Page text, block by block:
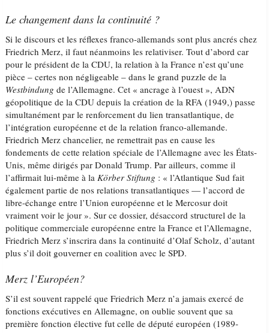
Le changement dans la continuité ?
Si le discours et les réflexes franco-allemands sont plus ancrés chez
Friedrich Merz, il faut néanmoins les relativiser. Tout d’abord car
pour le président de la CDU, la relation à la France n’est qu’une
pièce – certes non négligeable – dans le grand puzzle de la
Westbindung de l’Allemagne. Cet « ancrage à l’ouest », ADN
géopolitique de la CDU depuis la création de la RFA (1949,) passe
simultanément par le renforcement du lien transatlantique, de
l’intégration européenne et de la relation franco-allemande.
Friedrich Merz chancelier, ne remettrait pas en cause les
fondements de cette relation spéciale de l’Allemagne avec les États-
Unis, même dirigés par Donald Trump. Par ailleurs, comme il
l’affirmait lui-même à laKörber Stiftung : « l’Atlantique Sud fait
également partie de nos relations transatlantiques — l’accord de
libre-échange entre l’Union européenne et le Mercosur doit
vraiment voir le jour ». Sur ce dossier, désaccord structurel de la
politique commerciale européenne entre la France et l’Allemagne,
Friedrich Merz s’inscrira dans la continuité d’Olaf Scholz, d’autant
plus s’il doit gouverner en coalition avec le SPD.
Merz l’Européen?
S’il est souvent rappelé que Friedrich Merz n’a jamais exercé de
fonctions exécutives en Allemagne, on oublie souvent que sa
première fonction élective fut celle de député européen (1989-